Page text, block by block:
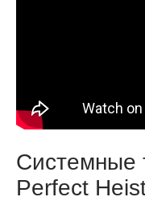
Системные
Perfect